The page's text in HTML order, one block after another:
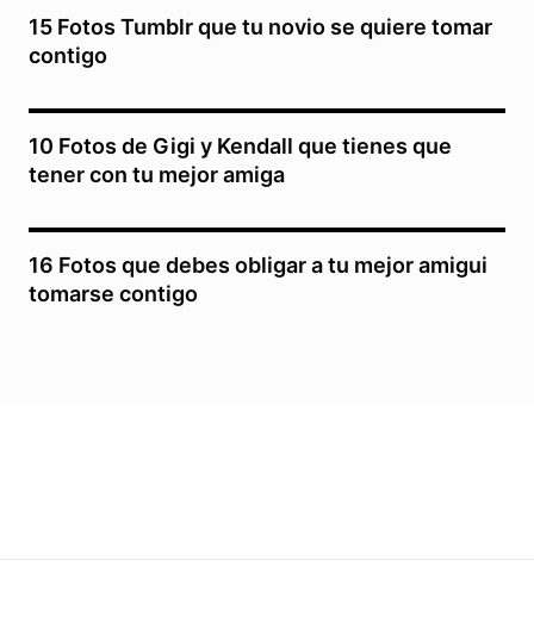
15 Fotos Tumblr que tu novio se quiere tomar
contigo
10 Fotos de Gigi y Kendall que tienes que
tener con tu mejor amiga
16 Fotos que debes obligar a tu mejor amigui
tomarse contigo